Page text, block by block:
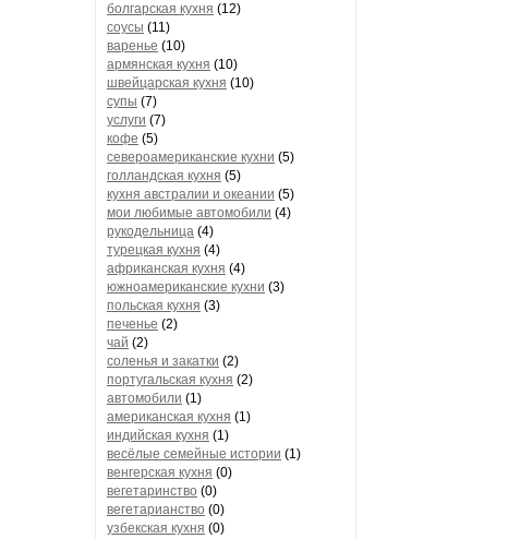
болгарская кухня (12)
соусы (11)
варенье (10)
армянская кухня (10)
швейцарская кухня (10)
супы (7)
услуги (7)
кофе (5)
североамериканские кухни (5)
голландская кухня (5)
кухня австралии и океании (5)
мои любимые автомобили (4)
рукодельница (4)
турецкая кухня (4)
африканская кухня (4)
южноамериканские кухни (3)
польская кухня (3)
печенье (2)
чай (2)
соленья и закатки (2)
португальская кухня (2)
автомобили (1)
американская кухня (1)
индийская кухня (1)
весёлые семейные истории (1)
венгерская кухня (0)
вегетаринство (0)
вегетарианство (0)
узбекская кухня (0)